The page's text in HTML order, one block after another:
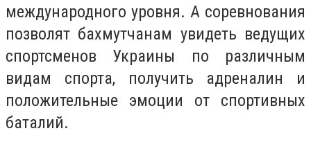
международного уровня. А соревнования
позволят бахмутчанам увидеть ведущих
спортсменов Украины по различным
видам спорта, получить адреналин и
положительные эмоции от спортивных
баталий.